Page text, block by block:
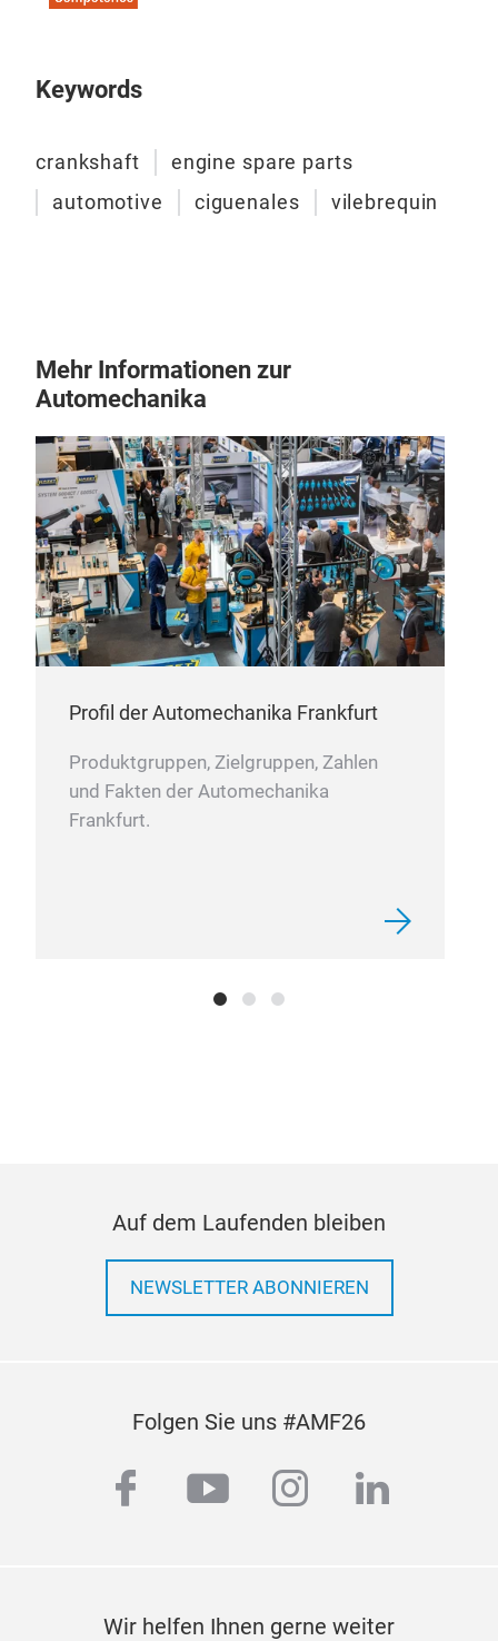
Keywords
crankshaft
engine spare parts
automotive
ciguenales vilebrequin
Mehr Informationen zur
Automechanika
Profil der Automechanika Frankfurt
Produktgruppen, Zielgruppen, Zahlen
und Fakten der Automechanika
Frankfurt.
Auf dem Laufenden bleiben
NEWSLETTER ABONNIEREN
Folgen Sie uns #AMF26
facebook
youtubeinstagram
linkedin
Wir helfen Ihnen gerne weiter